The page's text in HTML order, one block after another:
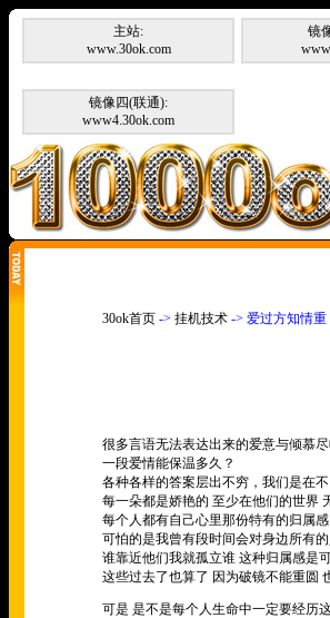
主站:
www.30ok.com
镜
镜像四(联通):
www4.30ok.com
30ok首页 -> 挂机技术 -> 爱过方知情
很多言语无法表达出来的爱意与倾慕
一段爱情能保温多久？
各种各样的答案层出不穷，我们是在
每一朵都是娇艳的 至少在他们的世界
每个人都有自己心里那份特有的归属
可怕的是我曾有段时间会对身边所有
谁靠近他们我就孤立谁 这种归属感是
这些过去了也算了 因为破镜不能重圆
可是 是不是每个人生命中一定要经历